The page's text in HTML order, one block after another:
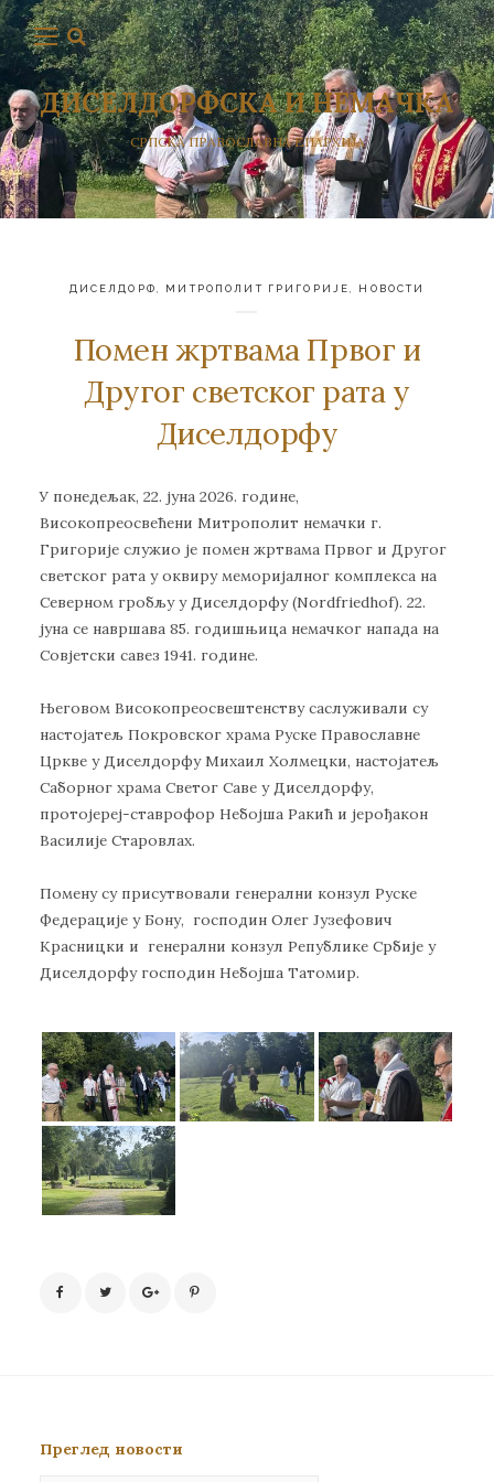
ДИСЕЛДОРФСКА И НЕМАЧКА
СРПСКА ПРАВОСЛАВНА ЕПАРХИЈА
ДИСЕЛДОРФ МИТРОПОЛИТ ГРИГОРИЈЕ НОВОСТИ
Помен жртвама Првог и
Другог светског рата у
Диселдорфу
У понедељак, 22. јуна 2026. године,
Високопреосвећени Митрополит немачки г.
Григорије служио је помен жртвама Првог и Другог
светског рата у оквиру меморијалног комплекса на
Северном гробљу у Диселдорфу (Nordfriedhof). 22.
јуна се навршава 85. годишњица немачког напада на
Совјетски савез 1941. године.
Његовом Високопреосвештенству саслуживали су
настојатељ Покровског храма Руске Православне
Цркве у Диселдорфу Михаил Холмецки, настојатељ
Саборног храма Светог Саве у Диселдорфу,
протојереј-ставрофор Небојша Ракић и јерођакон
Василије Старовлах.
Помену су присутвовали генерални конзул Руске
Федерације у Бону, господин Олег Јузефoвич
Красницки и генерални конзул Републике Србије у
Диселдорфу господин Небојша Татомир.
Преглед новости